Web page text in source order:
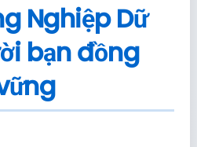
Nghiệp Dữ
bạn đồng